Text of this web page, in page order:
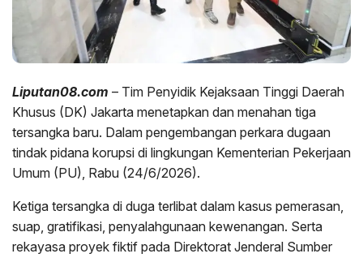
Liputan08.com – Tim Penyidik Kejaksaan Tinggi Daerah
Khusus (DK) Jakarta menetapkan dan menahan tiga
tersangka baru. Dalam pengembangan perkara dugaan
tindak pidana korupsi di lingkungan Kementerian Pekerjaan
Umum (PU), Rabu (24/6/2026).
Ketiga tersangka di duga terlibat dalam kasus pemerasan,
suap, gratifikasi, penyalahgunaan kewenangan. Serta
rekayasa proyek fiktif pada Direktorat Jenderal Sumber